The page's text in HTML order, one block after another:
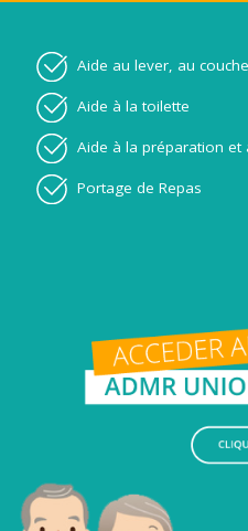
Aide au lever, au
Aide à la toilette
Aide à la préparation et
Portage de Repas